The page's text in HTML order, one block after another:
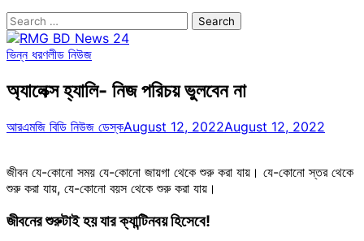
Search
for:
ভিন্ন ধরণলীড নিউজ
অ্যালেক্স হ্যালি- নিজ পরিচয় ভুলবেন না
আরএমজি বিডি নিউজ ডেস্কAugust 12, 2022August 12, 2022
জীবন যে-কোনো সময় যে-কোনো জায়গা থেকে শুরু করা যায়। যে-কোনো স্তর থেকে
শুরু করা যায়, যে-কোনো বয়স থেকে শুরু করা যায়।
জীবনের শুরুটাই হয় যার ক্যান্টিনবয় হিসেবে!